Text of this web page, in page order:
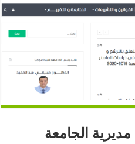
مديرية الجامعة